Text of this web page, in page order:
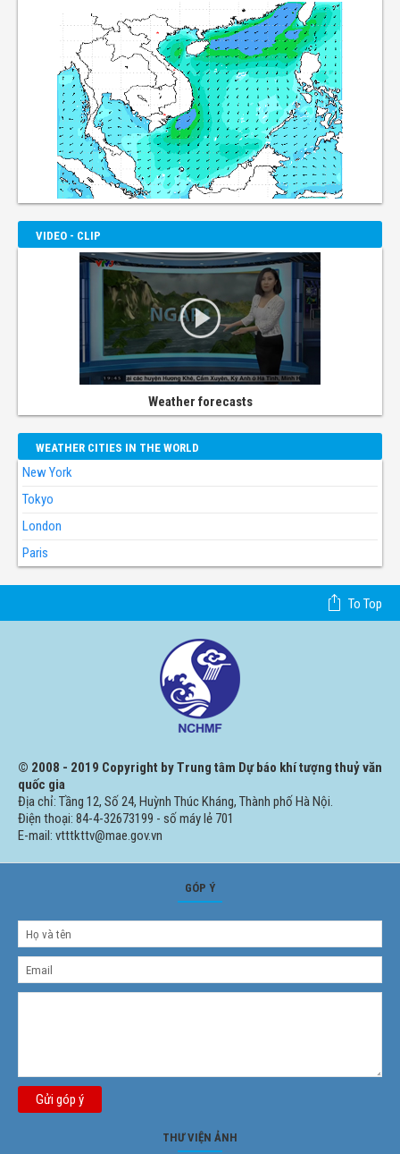
VIDEO - CLIP
Weather forecasts
WEATHER CITIES IN THE WORLD
New York
Tokyo
London
Paris
To Top
© 2008 - 2019 Copyright by Trung tâm Dự báo khí tượng thuỷ văn
quốc gia
Địa chỉ: Tầng 12, Số 24, Huỳnh Thúc Kháng, Thành phố Hà Nội.
Điện thoại: 84-4-32673199 - số máy lẻ 701
E-mail: vtttkttv@mae.gov.vn
GÓP Ý
Gửi góp ý
THƯ VIỆN ẢNH